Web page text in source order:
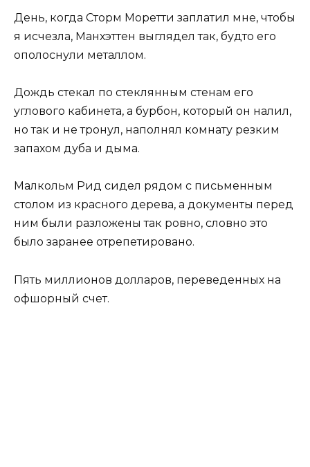
День, когда Сторм Моретти заплатил мне, чтобы
я исчезла, Манхэттен выглядел так, будто его
ополоснули металлом.
Дождь стекал по стеклянным стенам его
углового кабинета, а бурбон, который он налил,
но так и не тронул, наполнял комнату резким
запахом дуба и дыма.
Малкольм Рид сидел рядом с письменным
столом из красного дерева, а документы перед
ним были разложены так ровно, словно это
было заранее отрепетировано.
Пять миллионов долларов, переведенных на
офшорный счет.